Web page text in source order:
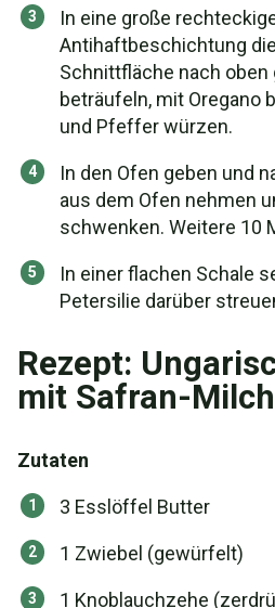
In eine große
Antihaftbeschichtung
Schnittfläche nach oben
beträufeln, mit Oregano
und Pfeffer würzen.
In den Ofen geben und
aus dem Ofen nehmen
schwenken. Weitere 10
In einer flachen Schale
Petersilie darüber
Rezept:
mit Safran-
Zutaten
3 Esslöffel Butter
1 Zwiebel (gewürfelt)
1 Knoblauchzehe